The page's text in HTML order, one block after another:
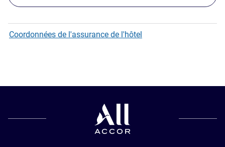
Coordonnées de l'assurance de l'hôtel